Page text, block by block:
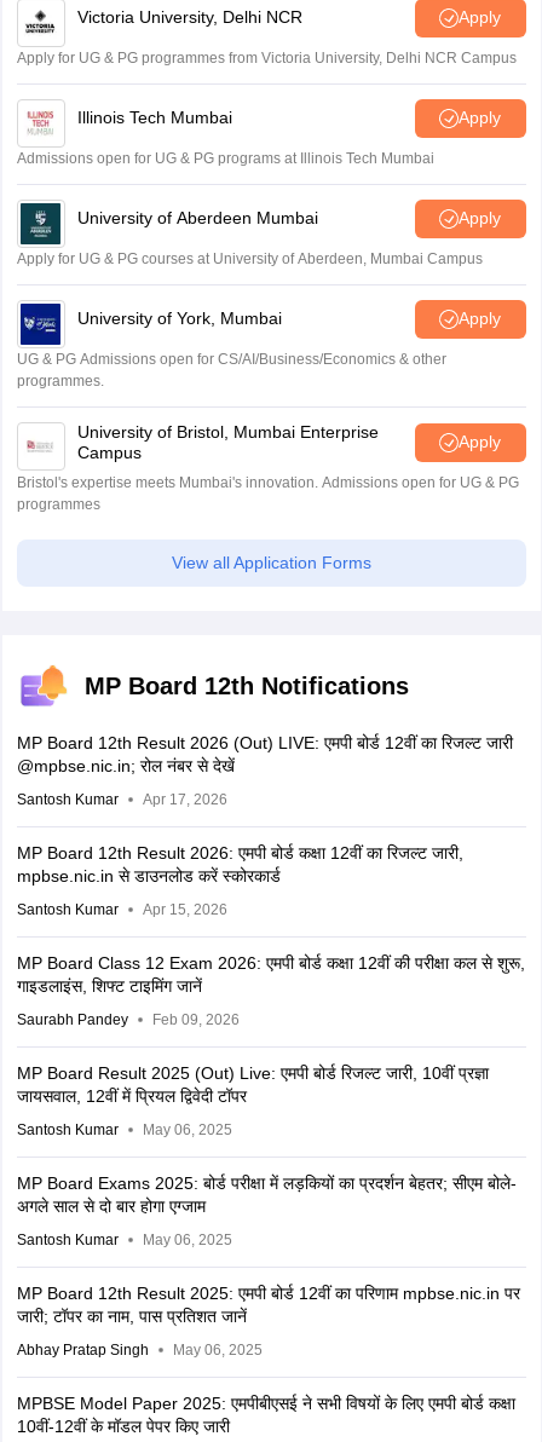
Victoria University, Delhi NCR Apply
Apply for UG & PG programmes from Victoria University, Delhi NCR Campus
Illinois Tech Mumbai Apply
Admissions open for UG & PG programs at Illinois Tech Mumbai
University of Aberdeen Mumbai Apply
Apply for UG & PG courses at University of Aberdeen, Mumbai Campus
University of York, Mumbai Apply
UG & PG Admissions open for CS/AI/Business/Economics & other
programmes.
University of Bristol, Mumbai Enterprise
Campus
Apply
Bristol's expertise meets Mumbai's innovation. Admissions open for UG & PG
programmes
View all Application Forms
MP Board 12th Notifications
MP Board 12th Result 2026 (Out) LIVE: एमपी बोर्ड 12वीं का रिजल्ट जारी
@mpbse.nic.in; रोल नंबर से देखें
Santosh Kumar Apr 17, 2026
MP Board 12th Result 2026: एमपी बोर्ड कक्षा 12वीं का रिजल्ट जारी,
mpbse.nic.in से डाउनलोड करें स्कोरकार्ड
Santosh Kumar Apr 15, 2026
MP Board Class 12 Exam 2026: एमपी बोर्ड कक्षा 12वीं की परीक्षा कल से शुरू,
गाइडलाइंस, शिफ्ट टाइमिंग जानें
Saurabh Pandey Feb 09, 2026
MP Board Result 2025 (Out) Live: एमपी बोर्ड रिजल्ट जारी, 10वीं प्रज्ञा
जायसवाल, 12वीं में प्रियल द्विवेदी टॉपर
Santosh Kumar May 06, 2025
MP Board Exams 2025: बोर्ड परीक्षा में लड़कियों का प्रदर्शन बेहतर; सीएम बोले-
अगले साल से दो बार होगा एग्जाम
Santosh Kumar May 06, 2025
MP Board 12th Result 2025: एमपी बोर्ड 12वीं का परिणाम mpbse.nic.in पर
जारी; टॉपर का नाम, पास प्रतिशत जानें
Abhay Pratap Singh May 06, 2025
MPBSE Model Paper 2025: एमपीबीएसई ने सभी विषयों के लिए एमपी बोर्ड कक्षा
10वीं-12वीं के मॉडल पेपर किए जारी